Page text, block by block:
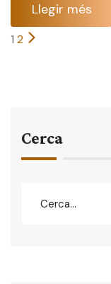
Llegir més
1 2
Cerca